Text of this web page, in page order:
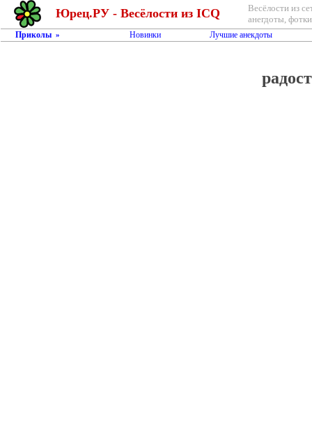
Юрец.РУ - Весёлости из ICQ
Весёлости из
анегдоты,
Приколы » Новинки Лучшие анекдоты